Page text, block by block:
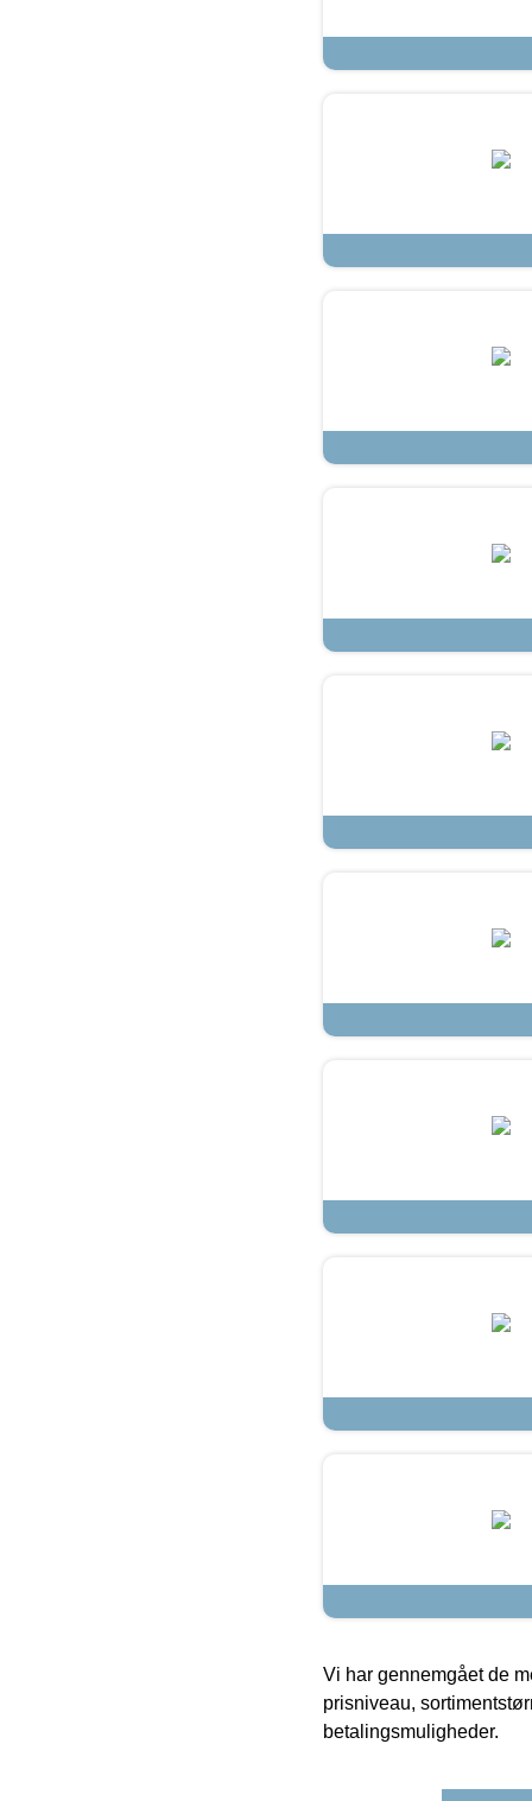
Vi har gennemgået de
prisniveau,
betalingsmuligheder.